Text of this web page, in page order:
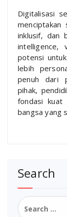
Digitalisasi
inklusif, dan
intelligence,
potensi
lebih
penuh dari
pihak,
fondasi kuat
bangsa yang
Search
Search
for: